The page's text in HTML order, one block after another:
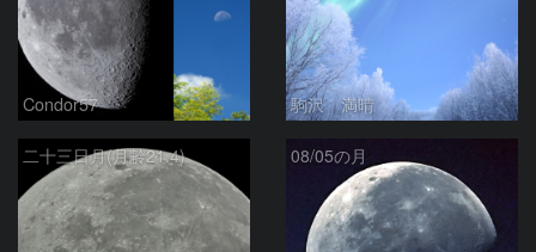
Condor57 駒沢 満晴
二十三日月(月齢21.4) 08/05の月